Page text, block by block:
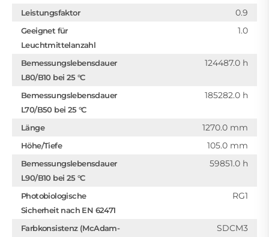
Leistungsfaktor 0.9
Geeignet für
Leuchtmittelanzahl
1.0
Bemessungslebensdauer
L80/B10 bei 25 °C
124487.0 h
Bemessungslebensdauer
L70/B50 bei 25 °C
185282.0 h
Länge 1270.0 mm
Höhe/Tiefe 105.0 mm
Bemessungslebensdauer
L90/B10 bei 25 °C
59851.0 h
Photobiologische
Sicherheit nach EN 62471
RG1
Farbkonsistenz (McAdam-
SDCM3